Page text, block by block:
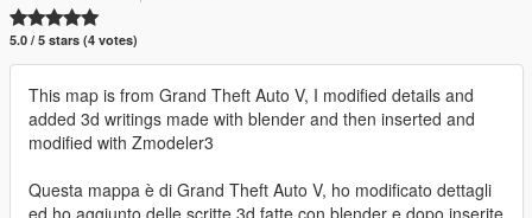
5.0 / 5 stars (4 votes)
This map is from Grand Theft Auto V, I modified details and
added 3d writings made with blender and then inserted and
modified with Zmodeler3
Questa mappa è di Grand Theft Auto V, ho modificato dettagli